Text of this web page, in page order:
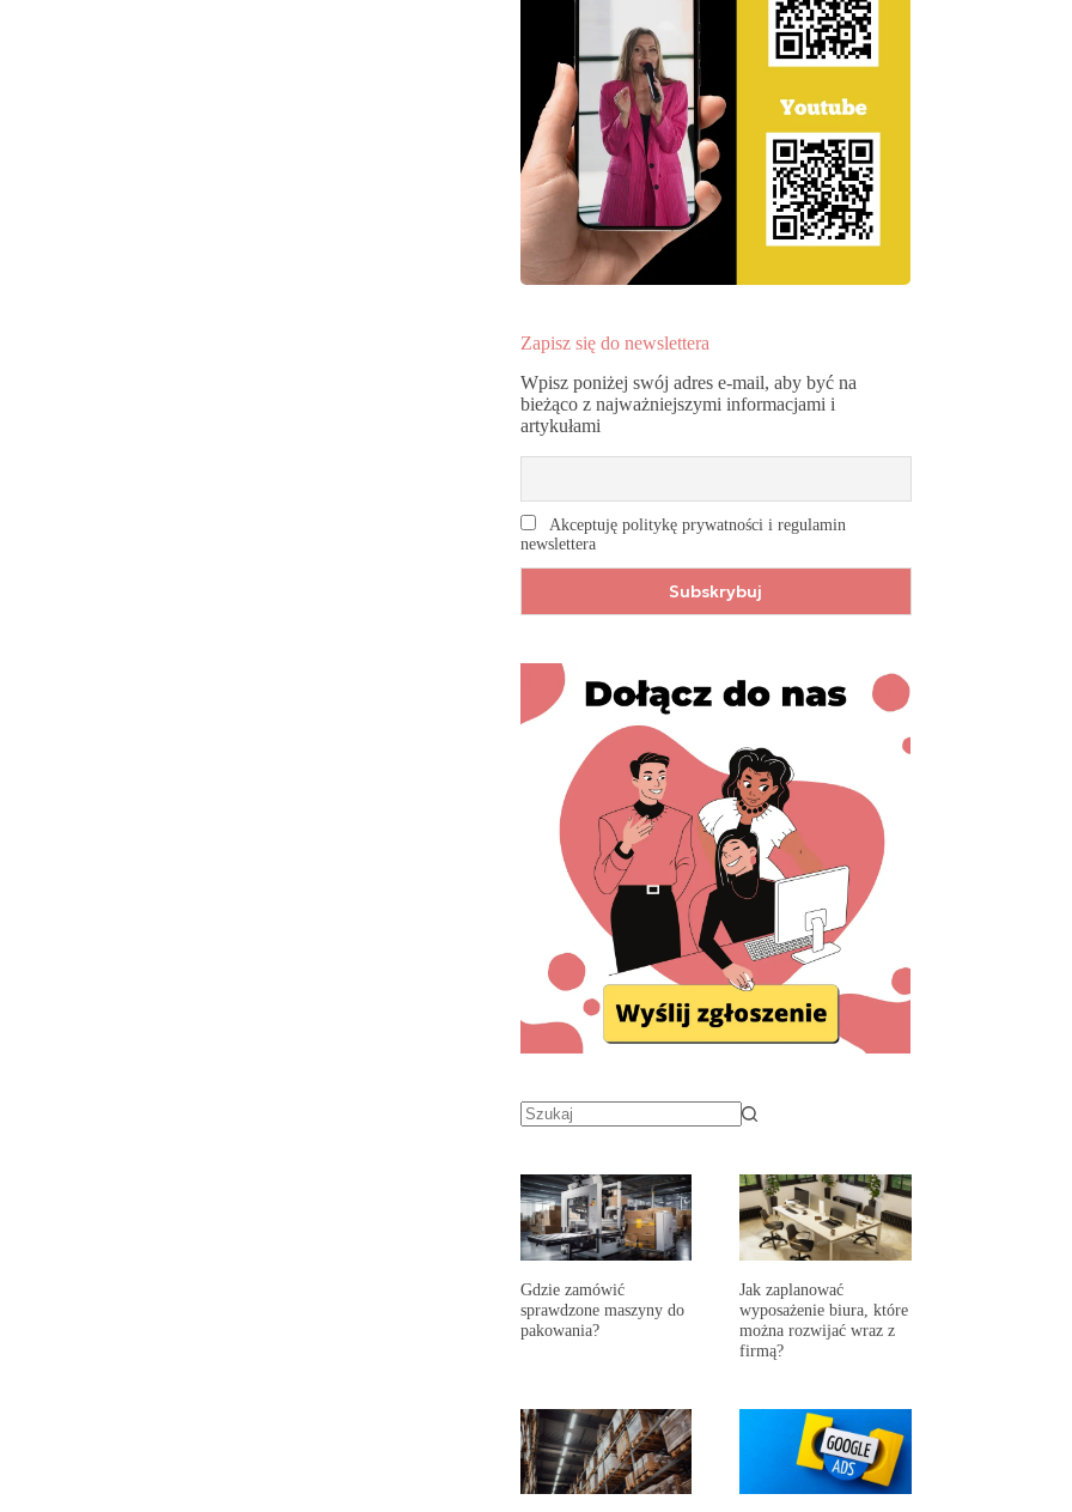
Zapisz się do newslettera
Wpisz poniżej swój adres e-mail, aby być na
bieżąco z najważniejszymi informacjami i
artykułami
Akceptuję politykę prywatności i regulamin
newslettera
Gdzie zamówić
sprawdzone maszyny do
pakowania?
Jak zaplanować
wyposażenie biura, które
można rozwijać wraz z
firmą?